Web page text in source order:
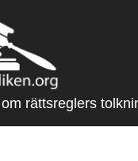
rättsreglers